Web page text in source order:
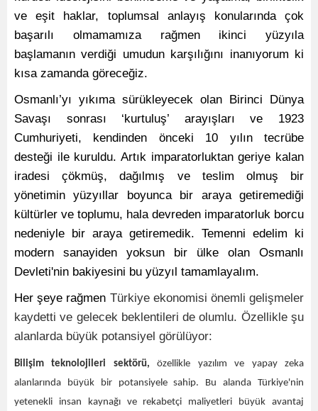
ve eşit haklar, toplumsal anlayış konularında çok
başarılı olmamamıza rağmen ikinci yüzyıla
başlamanın verdiği umudun karşılığını inanıyorum ki
kısa zamanda göreceğiz.
Osmanlı’yı yıkıma sürükleyecek olan Birinci Dünya
Savaşı sonrası ‘kurtuluş’ arayışları ve 1923
Cumhuriyeti, kendinden önceki 10 yılın tecrübe
desteği ile kuruldu. Artık imparatorluktan geriye kalan
iradesi çökmüş, dağılmış ve teslim olmuş bir
yönetimin yüzyıllar boyunca bir araya getiremediği
kültürler ve toplumu, hala devreden imparatorluk borcu
nedeniyle bir araya getiremedik. Temenni edelim ki
modern sanayiden yoksun bir ülke olan Osmanlı
Devleti'nin bakiyesini bu yüzyıl tamamlayalım.
Her şeye rağmen Türkiye ekonomisi önemli gelişmeler
kaydetti ve gelecek beklentileri de olumlu. Özellikle şu
alanlarda büyük potansiyel görülüyor:
Bilişim teknolojileri sektörü, özellikle yazılım ve yapay zeka
alanlarında büyük bir potansiyele sahip. Bu alanda Türkiye'nin
yetenekli insan kaynağı ve rekabetçi maliyetleri büyük avantaj